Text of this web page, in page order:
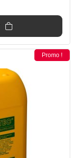
Promo !